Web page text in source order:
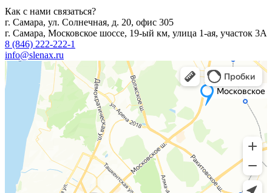
Как с нами связаться?
г. Самара, ул. Солнечная, д. 20, офис 305
г. Самара, Московское шоссе, 19-ый км, улица 1-ая, участок 3А
8 (846) 222-222-1
info@slenax.ru